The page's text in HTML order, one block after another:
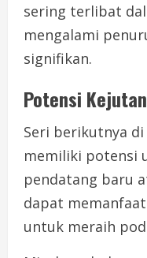
sering terlibat
mengalami
signifikan.
Potensi
Seri berikutnya
memiliki potensi
pendatang baru
dapat
untuk meraih